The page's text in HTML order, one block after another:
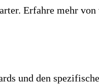
Erfahre mehr
und den